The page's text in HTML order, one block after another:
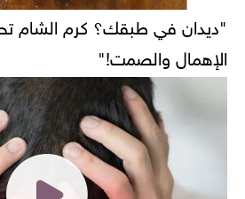
"ديدان في طبقك؟ كرم الشام
الإهمال والصمت!"